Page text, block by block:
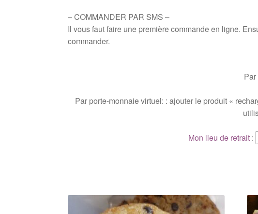
– COMMANDER PAR SMS –
Il vous faut faire une première commande en ligne.
commander.
Par porte-monnaie virtuel: : ajouter le produit «
Mon lieu de retrait: